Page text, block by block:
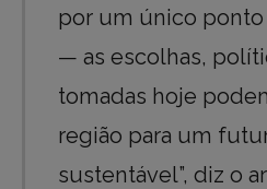
por um único
— as escolhas,
tomadas hoje
região para um
sustentável”, diz o